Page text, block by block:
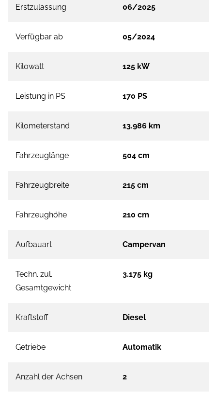
Erstzulassung 06/2025
Verfügbar ab 05/2024
Kilowatt 125 kW
Leistung in PS 170 PS
Kilometerstand 13.986 km
Fahrzeuglänge 504 cm
Fahrzeugbreite 215 cm
Fahrzeughöhe 210 cm
Aufbauart Campervan
Techn. zul.
Gesamtgewicht
3.175 kg
Kraftstoff Diesel
Getriebe Automatik
Anzahl der Achsen 2